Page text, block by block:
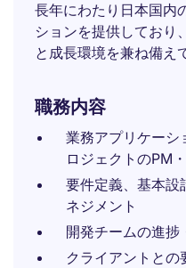
長年にわたり日本国内
ションを提供しており
と成長環境を兼ね備え
職務内容
業務アプリケーシ
ロジェクトのPM
要件定義、基本設
ネジメント
開発チームの進捗
クライアントと